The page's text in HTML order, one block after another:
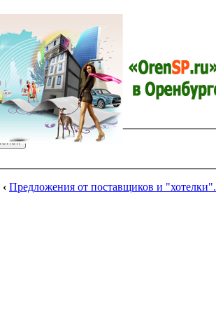
‹ Предложения от поставщиков и "хотелки".